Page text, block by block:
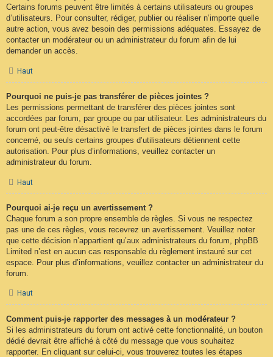
Certains forums peuvent être limités à certains utilisateurs ou groupes
d’utilisateurs. Pour consulter, rédiger, publier ou réaliser n’importe quelle
autre action, vous avez besoin des permissions adéquates. Essayez de
contacter un modérateur ou un administrateur du forum afin de lui
demander un accès.
Haut
Pourquoi ne puis-je pas transférer de pièces jointes ?
Les permissions permettant de transférer des pièces jointes sont
accordées par forum, par groupe ou par utilisateur. Les administrateurs du
forum ont peut-être désactivé le transfert de pièces jointes dans le forum
concerné, ou seuls certains groupes d’utilisateurs détiennent cette
autorisation. Pour plus d’informations, veuillez contacter un
administrateur du forum.
Haut
Pourquoi ai-je reçu un avertissement ?
Chaque forum a son propre ensemble de règles. Si vous ne respectez
pas une de ces règles, vous recevrez un avertissement. Veuillez noter
que cette décision n’appartient qu’aux administrateurs du forum, phpBB
Limited n’est en aucun cas responsable du règlement instauré sur cet
espace. Pour plus d’informations, veuillez contacter un administrateur du
forum.
Haut
Comment puis-je rapporter des messages à un modérateur ?
Si les administrateurs du forum ont activé cette fonctionnalité, un bouton
dédié devrait être affiché à côté du message que vous souhaitez
rapporter. En cliquant sur celui-ci, vous trouverez toutes les étapes